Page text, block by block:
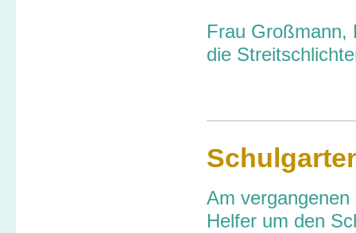
Frau Großmann,
die
Am
Helfer um den